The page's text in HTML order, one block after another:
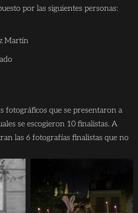
por las siguientes personas:
Martín
fotográficos que se presentaron a
se escogieron 10 finalistas. A
las 6 fotografías finalistas que no